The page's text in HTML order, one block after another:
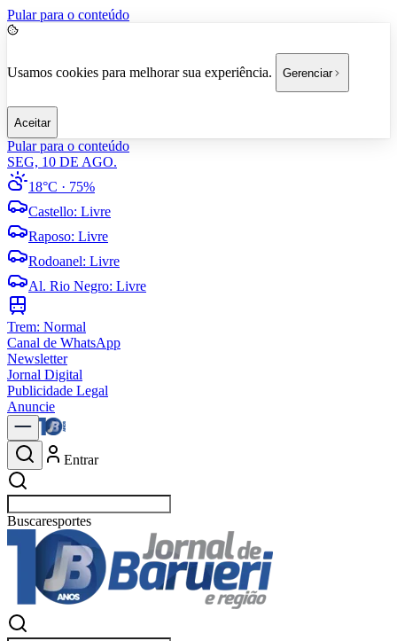
Pular para o conteúdo
Usamos cookies para melhorar sua experiência. Gerenciar
Aceitar
Pular para o conteúdo
SEG, 10 DE AGO.
18°C · 75%
Castello: Livre
Raposo: Livre
Rodoanel: Livre
Al. Rio Negro: Livre
Trem: Normal
Canal de WhatsApp
Newsletter
Jornal Digital
Publicidade Legal
Anuncie
Entrar
Buscarpolítica